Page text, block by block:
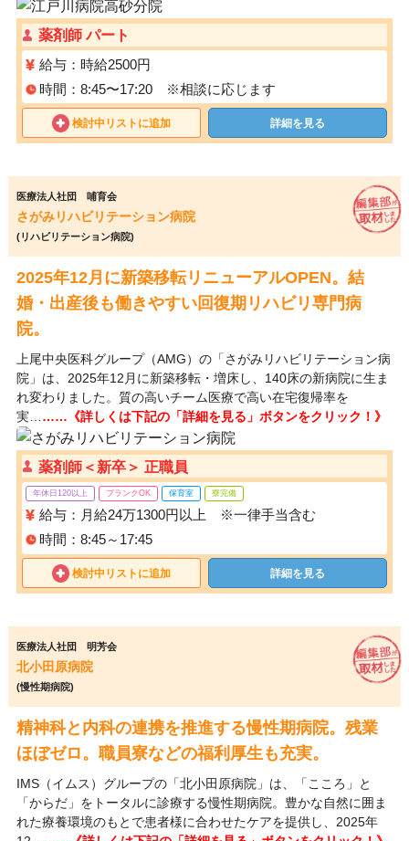
薬剤師 パート
給与：時給2500円
時間：8:45〜17:20 ※相談に応じます
検討中リストに追加 詳細を見る
医療法人社団 哺育会
さがみリハビリテーション病院
(リハビリテーション病院)
2025年12月に新築移転リニューアルOPEN。結
婚・出産後も働きやすい回復期リハビリ専門病
院。
上尾中央医科グループ（AMG）の「さがみリハビリテーション病
院」は、2025年12月に新築移転・増床し、140床の新病院に生ま
れ変わりました。質の高いチーム医療で高い在宅復帰率を
実… ……《詳しくは下記の「詳細を見る」ボタンをクリック！》
薬剤師＜新卒＞ 正職員
年休日120以上 ブランクOK 保育室 寮完備
給与：月給24万1300円以上 ※一律手当含む
時間：8:45～17:45
検討中リストに追加 詳細を見る
医療法人社団 明芳会
北小田原病院
(慢性期病院)
精神科と内科の連携を推進する慢性期病院。残業
ほぼゼロ。職員寮などの福利厚生も充実。
IMS（イムス）グループの「北小田原病院」は、「こころ」と
「からだ」をトータルに診療する慢性期病院。豊かな自然に囲ま
れた療養環境のもとで患者様に合わせたケアを提供し、2025年